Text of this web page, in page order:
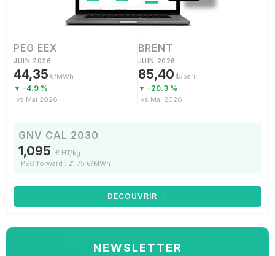
PEG EEX
JUIN 2026
44,35 €/MWh
▼ -4.9 %
vs Mai 2026
BRENT
JUIN 2026
85,40 $/baril
▼ -20.3 %
vs Mai 2026
GNV CAL 2030
1,095 € HT/kg
PEG forward : 21,75 €/MWh
DÉCOUVRIR →
NEWSLETTER